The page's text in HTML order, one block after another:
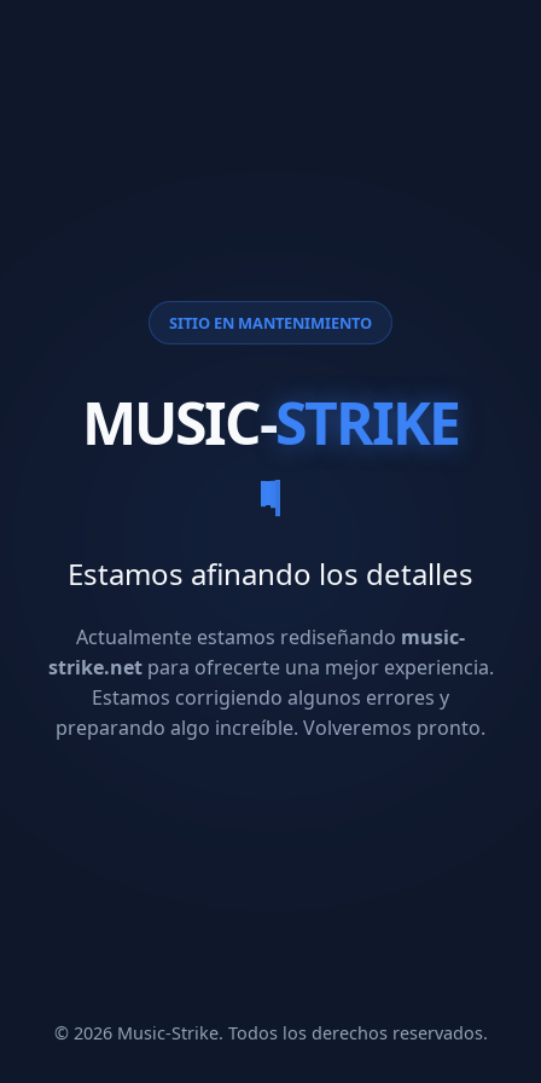
SITIO EN MANTENIMIENTO
MUSIC-STRIKE
Estamos afinando los detalles
Actualmente estamos rediseñando music-
strike.netpara ofrecerte una mejor experiencia.
Estamos corrigiendo algunos errores y
preparando algo increíble. Volveremos pronto.
© 2026 Music-Strike. Todos los derechos reservados.